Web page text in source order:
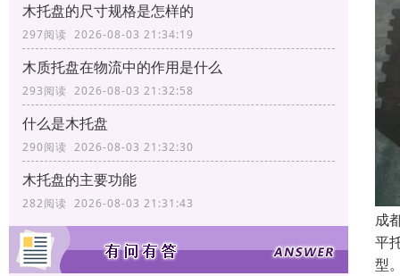
木托盘的尺寸规格是怎样的
297阅读 2026-08-03 21:34:19
木质托盘在物流中的作用是什么
293阅读 2026-08-03 21:32:58
什么是木托盘
290阅读 2026-08-03 21:32:30
木托盘的主要功能
282阅读 2026-08-03 21:31:43
成
平
型